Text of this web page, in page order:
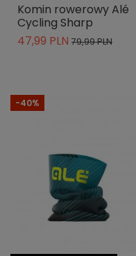
Komin rowerowy Alé
Cycling Sharp
47,99 PLN 79,99 PLN
-40%